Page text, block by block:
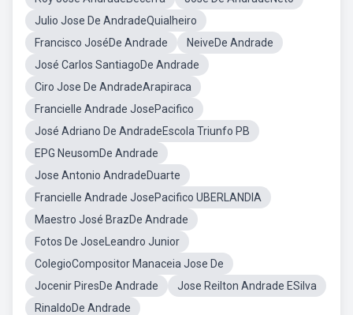
Julio Jose De AndradeQuialheiro
Francisco JoséDe Andrade
NeiveDe Andrade
José Carlos SantiagoDe Andrade
Ciro Jose De AndradeArapiraca
Francielle Andrade JosePacifico
José Adriano De AndradeEscola Triunfo PB
EPG NeusomDe Andrade
Jose Antonio AndradeDuarte
Francielle Andrade JosePacifico UBERLANDIA
Maestro José BrazDe Andrade
Fotos De JoseLeandro Junior
ColegioCompositor Manaceia Jose De
Jocenir PiresDe Andrade
Jose Reilton Andrade ESilva
RinaldoDe Andrade